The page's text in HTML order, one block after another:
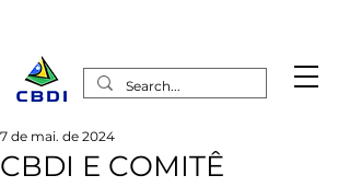
CBDI E COMITÊ
7 de mai. de 2024